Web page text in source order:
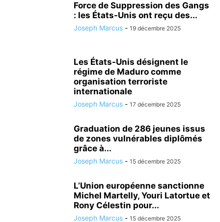
Force de Suppression des Gangs
: les États-Unis ont reçu des...
Joseph Marcus - 19 décembre 2025
Les États-Unis désignent le
régime de Maduro comme
organisation terroriste
internationale
Joseph Marcus - 17 décembre 2025
Graduation de 286 jeunes issus
de zones vulnérables diplômés
grâce à...
Joseph Marcus - 15 décembre 2025
L’Union européenne sanctionne
Michel Martelly, Youri Latortue et
Rony Célestin pour...
Joseph Marcus - 15 décembre 2025